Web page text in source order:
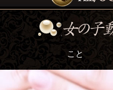
こと